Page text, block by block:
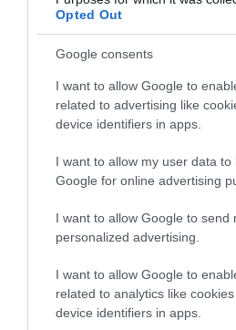
Opted Out
Google consents
I want to allow Google to
related to advertising like
device identifiers in apps.
I want to allow my user data to
Google for online advertising
I want to allow Google to send
personalized advertising.
I want to allow Google to
related to analytics like
device identifiers in apps.
καταστροφική φωτιά στη
Εύβοια
06.08.2026 | 10:00
Στα «κάγκελα» οι δάσκαλοι
τους διορισμούς: «Η Εύβοια
μπορεί να παραμένει αόρατη»
Καλοκαίρι στην Εύβοια: Πώς οι
το χωριό τους!
06.08.2026 | 09:30
Χωρίς νερό σήμερα αυτές οι
περιοχές της Εύβοιας
Σοκ σε επαρχιακό
δρόμο: Οδηγός κάνει
τετραπλή προσπέραση
πάνω σε στροφή
(βίντεο)
Καραμπόλα τεσσάρων